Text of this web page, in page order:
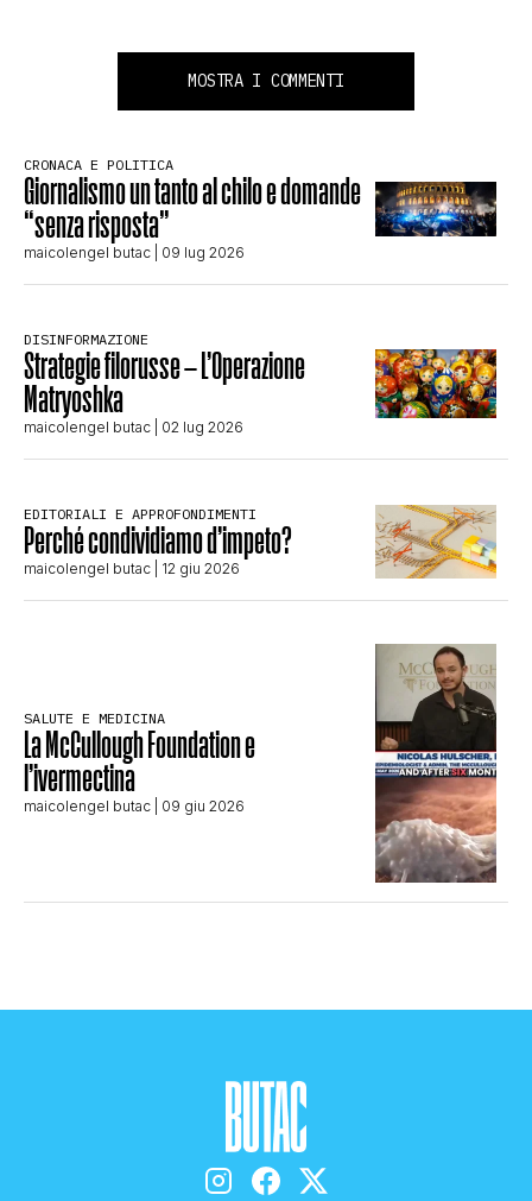
MOSTRA I COMMENTI
CRONACA E POLITICA
Giornalismo un tanto al chilo e domande
“senza risposta”
maicolengel butac | 09 lug 2026
DISINFORMAZIONE
Strategie filorusse – L’Operazione
Matryoshka
maicolengel butac | 02 lug 2026
EDITORIALI E APPROFONDIMENTI
Perché condividiamo d’impeto?
maicolengel butac | 12 giu 2026
SALUTE E MEDICINA
La McCullough Foundation e
l’ivermectina
maicolengel butac | 09 giu 2026